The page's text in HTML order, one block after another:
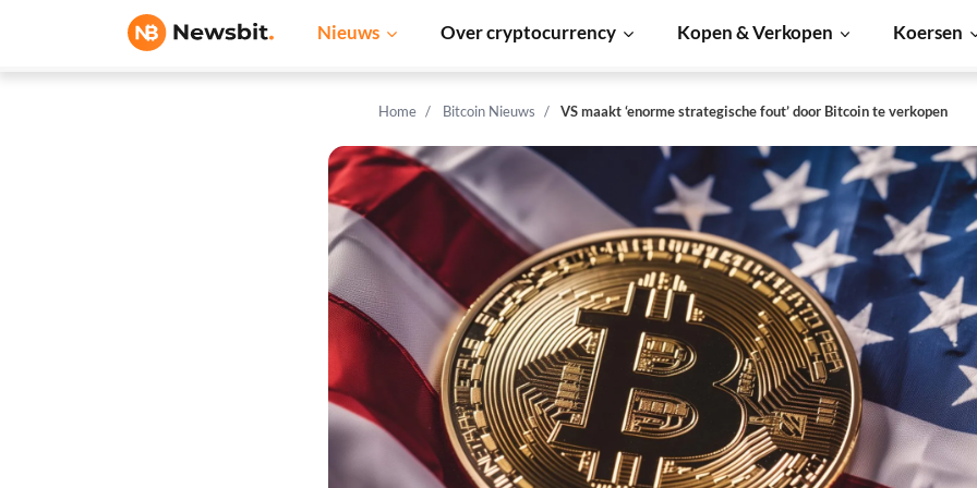
Nieuws Over cryptocurrency Kopen & Verkopen Koersen
Home Bitcoin Nieuws VS maakt ‘enorme strategische fout’ door Bitcoin te verkopen